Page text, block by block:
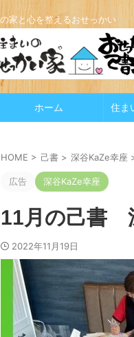
家と心を整えるおせっかい
ホーム
HOME > 己書 > 深谷KaZe幸座
広告 深谷KaZe幸座
11月の己書
2022年11月19日